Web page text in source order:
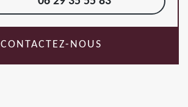
CONTACTEZ-NOUS